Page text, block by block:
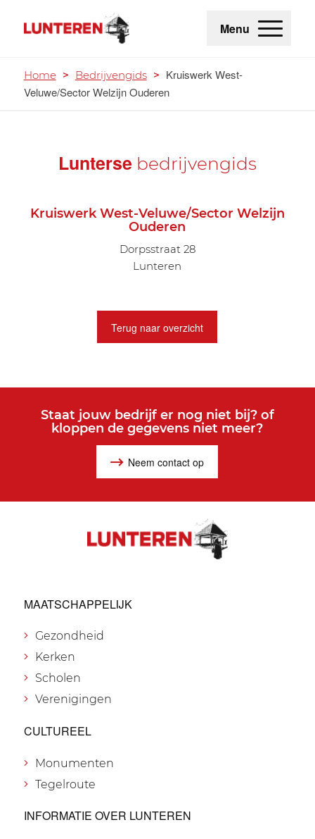
Menu
Home > Bedrijvengids > Kruiswerk West-
Veluwe/Sector Welzijn Ouderen
Lunterse bedrijvengids
Kruiswerk West-Veluwe/Sector Welzijn
Ouderen
Dorpsstraat 28
Lunteren
Terug naar overzicht
Staat jouw bedrijf er nog niet bij? of
kloppen de gegevens niet meer?
Neem contact op
MAATSCHAPPELIJK
Gezondheid
Kerken
Scholen
Verenigingen
CULTUREEL
Monumenten
Tegelroute
INFORMATIE OVER LUNTEREN